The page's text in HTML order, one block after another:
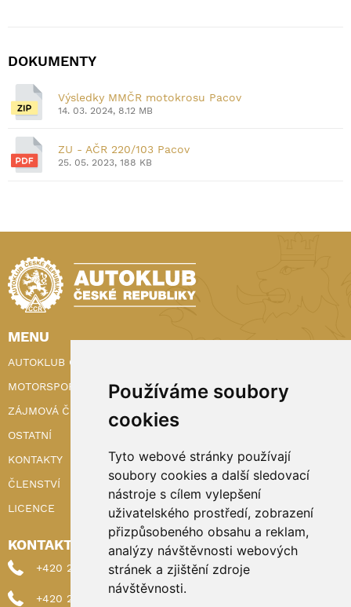
Používáme soubory
cookies
Tyto webové stránky používají
soubory cookies a další sledovací
nástroje s cílem vylepšení
uživatelského prostředí, zobrazení
přizpůsobeného obsahu a reklam,
analýzy návštěvnosti webových
stránek a zjištění zdroje
návštěvnosti.
DOKUMENTY
Výsledky MMČR motokrosu Pacov
14. 03. 2024, 8.12 MB
ZU - AČR 220/103 Pacov
25. 05. 2023, 188 KB
MENU
AUTOKLUB ČR
MOTORSPORT
ZÁJMOVÁ ČINNOST
OSTATNÍ
KONTAKTY
ČLENSTVÍ
LICENCE
KONTAKTY
+420 222 898 224 (sekretariat)
+420 222 898 221 (členství)